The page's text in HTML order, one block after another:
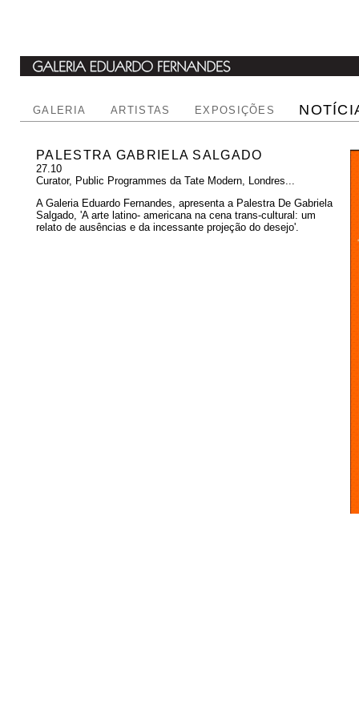
GALERIA ARTISTAS EXPOSIÇÕES
PALESTRA GABRIELA SALGADO
27.10
Curator, Public Programmes da Tate Modern, Londres...
A Galeria Eduardo Fernandes, apresenta a Palestra De Gabriela
Salgado, 'A arte latino- americana na cena trans-cultural: um
relato de ausências e da incessante projeção do desejo'.